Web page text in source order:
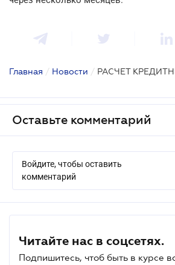
Главная / Новости / РАСЧЕТ
Оставьте комментарий
Войдите, чтобы оставить
комментарий
Читайте нас в соцсетях.
Подпишитесь, чтоб быть в курсе